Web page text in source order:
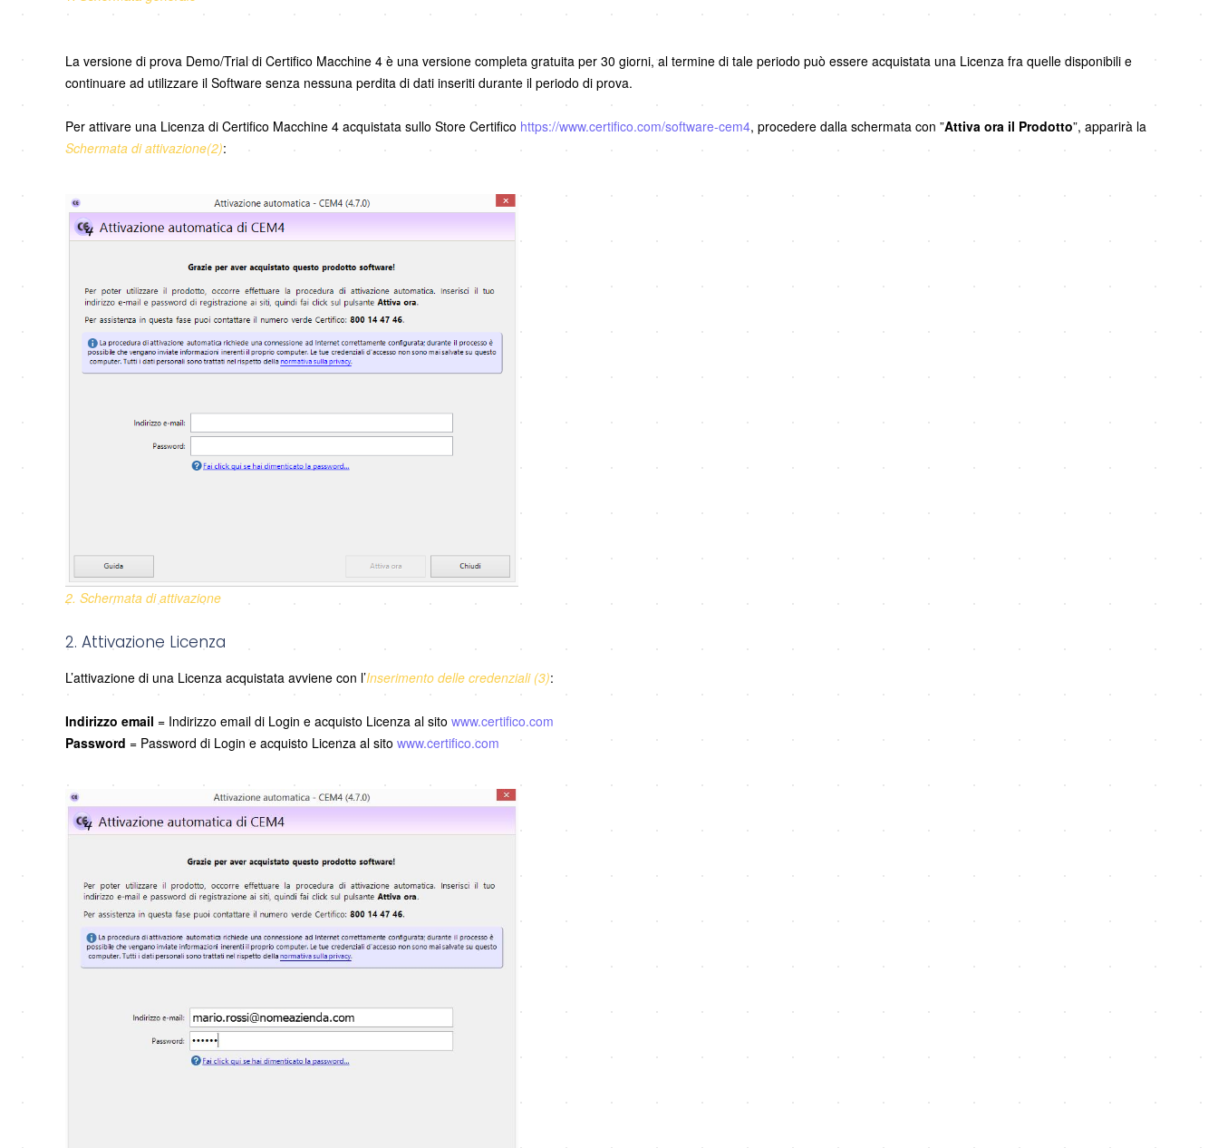
La versione di prova Demo/Trial di Certifico Macchine 4 è una versione completa gratuita per 30 giorni, al termine di tale periodo può essere acquistata una Licenza fra quelle disponibili e
continuare ad utilizzare il Software senza nessuna perdita di dati inseriti durante il periodo di prova.
Per attivare una Licenza di Certifico Macchine 4 acquistata sullo Store Certifico https://www.certifico.com/software-cem4, procedere dalla schermata con ”Attiva ora il Prodotto”, apparirà la
Schermata di attivazione(2):
2. Schermata di attivazione
2. Attivazione Licenza
L’attivazione di una Licenza acquistata avviene con l’Inserimento delle credenziali (3):
Indirizzo email = Indirizzo email di Login e acquisto Licenza al sito www.certifico.com
Password = Password di Login e acquisto Licenza al sito www.certifico.com